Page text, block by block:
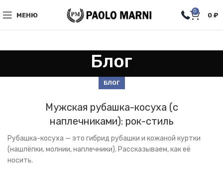
МЕНЮ
0
0 ₽
Блог
БЛОГ
Мужская рубашка-косуха (с
наплечниками): рок-стиль
Рубашка-косуха — это гибрид рубашки и кожаной куртки
(нашлёпки, молнии, наплечники). Рассказываем, как её
носить.